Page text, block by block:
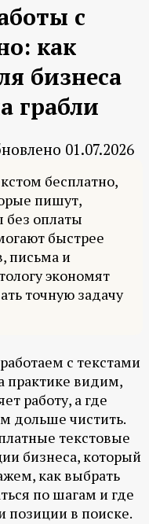
с
как
бизнеса
грабли
01.07.2026
бесплатно,
пишут,
без оплаты
быстрее
письма и
экономят
точную задачу
с текстами
практике видим,
работу, а где
дольше чистить.
текстовые
бизнеса, который
как выбрать
по шагам и где
позиции в поиске.